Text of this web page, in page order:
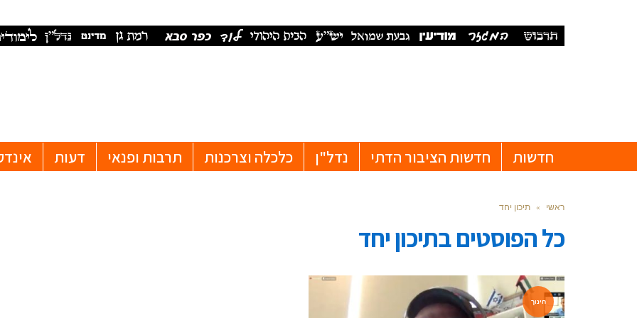
חדשות חדשות הציבור הדתי נדל"ן כלכלה וצרכנות תרבות ופנאי דעות
ראשי » תיכון יחד
כל הפוסטים בתיכון יחד
חינוך